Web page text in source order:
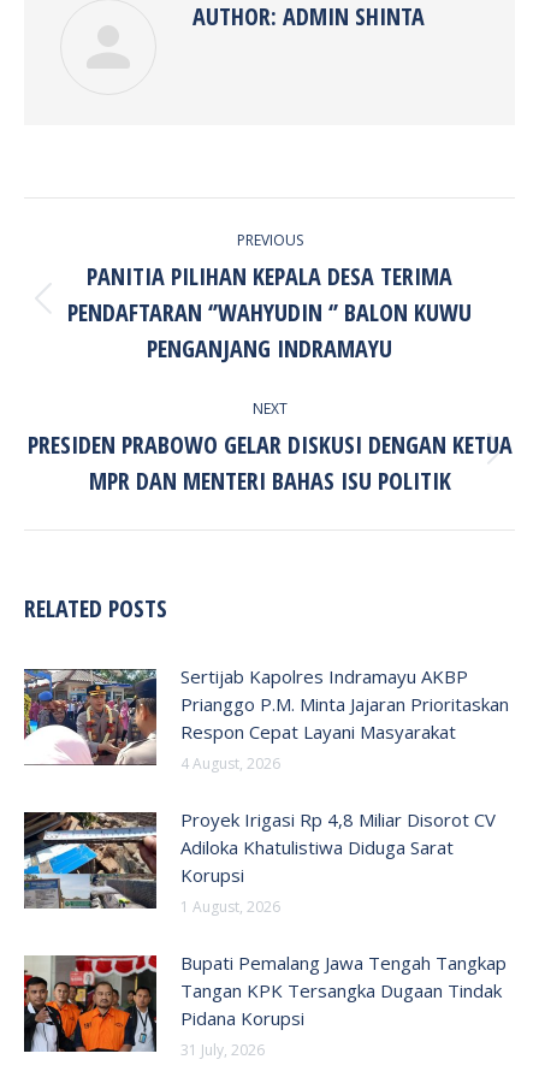
AUTHOR: ADMIN SHINTA
PREVIOUS
Previous
post:
PANITIA PILIHAN KEPALA DESA TERIMA
PENDAFTARAN ‘’WAHYUDIN ‘’ BALON KUWU
PENGANJANG INDRAMAYU
NEXT
Next
post:
PRESIDEN PRABOWO GELAR DISKUSI DENGAN KETUA
MPR DAN MENTERI BAHAS ISU POLITIK
RELATED POSTS
Sertijab Kapolres Indramayu AKBP
Prianggo P.M. Minta Jajaran Prioritaskan
Respon Cepat Layani Masyarakat
4 August, 2026
Proyek Irigasi Rp 4,8 Miliar Disorot CV
Adiloka Khatulistiwa Diduga Sarat
Korupsi
1 August, 2026
Bupati Pemalang Jawa Tengah Tangkap
Tangan KPK Tersangka Dugaan Tindak
Pidana Korupsi
31 July, 2026